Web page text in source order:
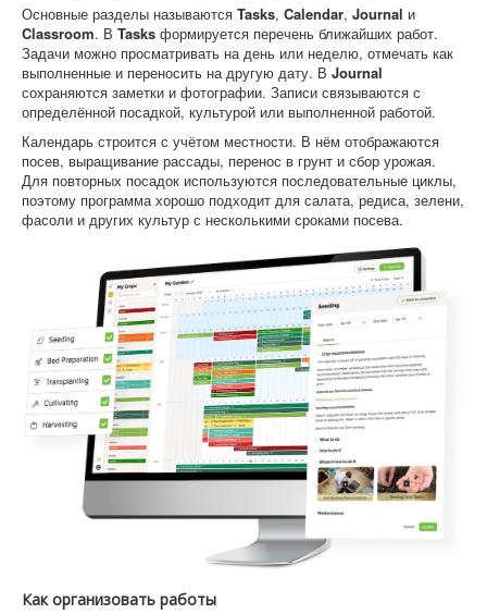
Основные разделы называются Tasks, Calendar, Journal и
Classroom. В Tasks формируется перечень ближайших работ.
Задачи можно просматривать на день или неделю, отмечать как
выполненные и переносить на другую дату. В Journal
сохраняются заметки и фотографии. Записи связываются с
определённой посадкой, культурой или выполненной работой.
Календарь строится с учётом местности. В нём отображаются
посев, выращивание рассады, перенос в грунт и сбор урожая.
Для повторных посадок используются последовательные циклы,
поэтому программа хорошо подходит для салата, редиса, зелени,
фасоли и других культур с несколькими сроками посева.
Как организовать работы